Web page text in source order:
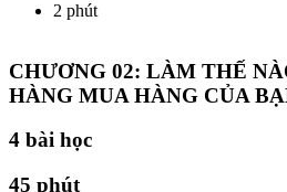
2 phút
CHƯƠNG 02: LÀM THẾ
HÀNG MUA HÀNG CỦA
4 bài học
45 phút